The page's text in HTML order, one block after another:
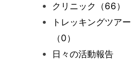
クリニック
（66）
トレッキングツアー
（0）
日々の活動報告